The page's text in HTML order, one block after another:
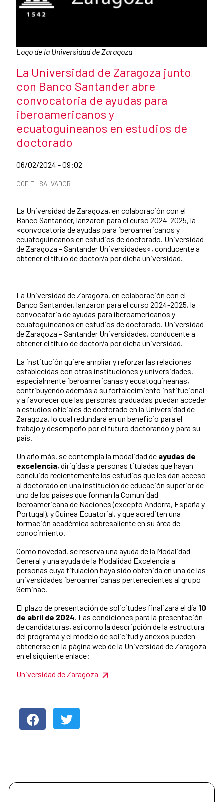
Caption:
Logo de la Universidad de Zaragoza
News title
La Universidad de Zaragoza junto
con Banco Santander abre
convocatoria de ayudas para
iberoamericanos y
ecuatoguineanos en estudios de
doctorado
Date of publication of the news item
06/02/2024 - 09:02
News categories
OCE EL SALVADOR
La Universidad de Zaragoza, en colaboración con el
Banco Santander, lanzaron para el curso 2024-2025, la
«convocatoria de ayudas para iberoamericanos y
ecuatoguineanos en estudios de doctorado. Universidad
de Zaragoza – Santander Universidades«, conducente a
obtener el título de doctor/a por dicha universidad.
News content
La Universidad de Zaragoza, en colaboración con el
Banco Santander, lanzaron para el curso 2024-2025, la
convocatoria de ayudas para iberoamericanos y
ecuatoguineanos en estudios de doctorado. Universidad
de Zaragoza – Santander Universidades, conducente a
obtener el título de doctor/a por dicha universidad.
La institución quiere ampliar y reforzar las relaciones
establecidas con otras instituciones y universidades,
especialmente iberoamericanas y ecuatoguineanas,
contribuyendo además a su fortalecimiento institucional
y a favorecer que las personas graduadas puedan acceder
a estudios oficiales de doctorado en la Universidad de
Zaragoza, lo cual redundará en un beneficio para el
trabajo y desempeño por el futuro doctorando y para su
país.
Un año más, se contempla la modalidad de ayudas de
excelencia, dirigidas a personas tituladas que hayan
concluido recientemente los estudios que les dan acceso
al doctorado en una institución de educación superior de
uno de los países que forman la Comunidad
Iberoamericana de Naciones (excepto Andorra, España y
Portugal), y Guinea Ecuatorial, y que acrediten una
formación académica sobresaliente en su área de
conocimiento.
Como novedad, se reserva una ayuda de la Modalidad
General y una ayuda de la Modalidad Excelencia a
personas cuya titulación haya sido obtenida en una de las
universidades iberoamericanas pertenecientes al grupo
Geminae.
El plazo de presentación de solicitudes finalizará el día 10
de abril de 2024. Las condiciones para la presentación
de candidaturas, así como la descripción de la estructura
del programa y el modelo de solicitud y anexos pueden
obtenerse en la página web de la Universidad de Zaragoza
en el siguiente enlace:
Universidad de Zaragoza